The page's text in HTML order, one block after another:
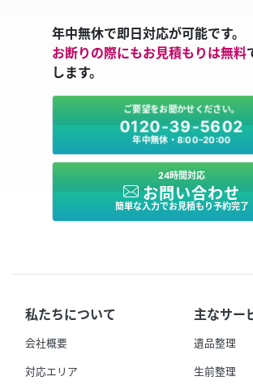
年中無休で即日対応が可能です。
お断りの際にもお見積もりは無料
します。
ご要望をお聞かせください。
0120-39-5602
年中無休・8:00～20:00
24時間対応
お問い合わせ
簡単な入力でお見積もり予約完了
私たちについて
会社概要
対応エリア
主なサー
遺品整理
生前整理